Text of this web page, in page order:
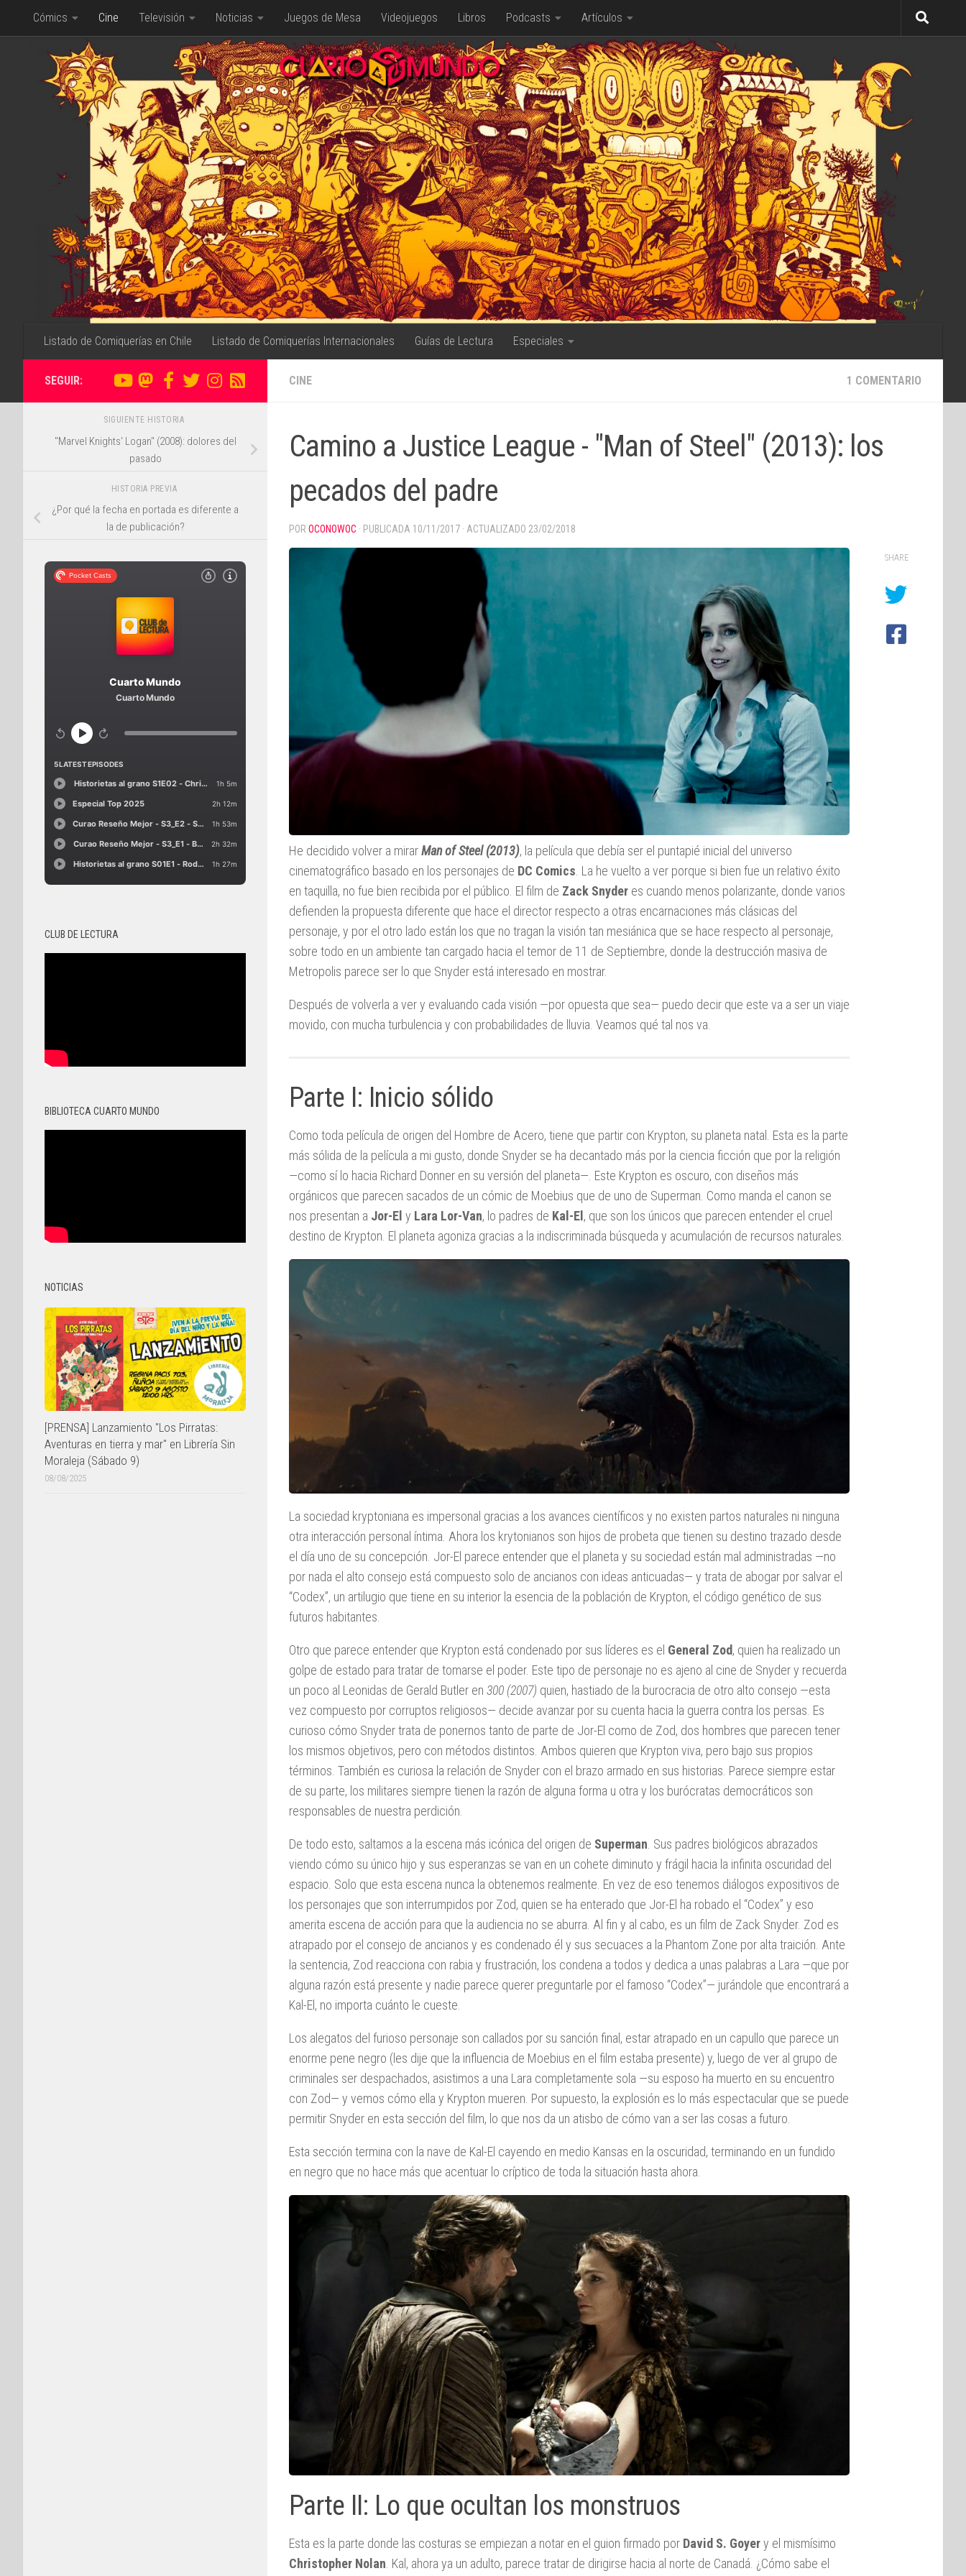
Saltar al contenido
Cómics Cine Televisión Noticias Juegos de Mesa Videojuegos Libros Podcasts Artículos
Listado de Comiquerías en Chile Listado de Comiquerías Internacionales Guías de Lectura Especiales
CINE 1 COMENTARIO
Camino a Justice League - "Man of Steel" (2013): los
pecados del padre
POR OCONOWOC · PUBLICADA 10/11/2017 · ACTUALIZADO 23/02/2018
He decidido volver a mirarMan of Steel (2013), la película que debía ser el puntapié inicial del universo
cinematográfico basado en los personajes de DC Comics . La he vuelto a ver porque si bien fue un relativo éxito
en taquilla, no fue bien recibida por el público. El film de Zack Snyder es cuando menos polarizante, donde varios
defienden la propuesta diferente que hace el director respecto a otras encarnaciones más clásicas del
personaje, y por el otro lado están los que no tragan la visión tan mesiánica que se hace respecto al personaje,
sobre todo en un ambiente tan cargado hacia el temor de 11 de Septiembre, donde la destrucción masiva de
Metropolis parece ser lo que Snyder está interesado en mostrar.
Después de volverla a ver y evaluando cada visión —por opuesta que sea— puedo decir que este va a ser un viaje
movido, con mucha turbulencia y con probabilidades de lluvia. Veamos qué tal nos va.
Parte I: Inicio sólido
Como toda película de origen del Hombre de Acero, tiene que partir con Krypton, su planeta natal. Esta es la parte
más sólida de la película a mi gusto, donde Snyder se ha decantado más por la ciencia ficción que por la religión
—como sí lo hacia Richard Donner en su versión del planeta—. Este Krypton es oscuro, con diseños más
orgánicos que parecen sacados de un cómic de Moebius que de uno de Superman. Como manda el canon se
nos presentan a Jor-El y Lara Lor-Van, lo padres de Kal-El , que son los únicos que parecen entender el cruel
destino de Krypton. El planeta agoniza gracias a la indiscriminada búsqueda y acumulación de recursos naturales.
La sociedad kryptoniana es impersonal gracias a los avances científicos y no existen partos naturales ni ninguna
otra interacción personal íntima. Ahora los krytonianos son hijos de probeta que tienen su destino trazado desde
el día uno de su concepción. Jor-El parece entender que el planeta y su sociedad están mal administradas —no
por nada el alto consejo está compuesto solo de ancianos con ideas anticuadas— y trata de abogar por salvar el
“Codex”, un artilugio que tiene en su interior la esencia de la población de Krypton, el código genético de sus
futuros habitantes.
Otro que parece entender que Krypton está condenado por sus líderes es el General Zod, quien ha realizado un
golpe de estado para tratar de tomarse el poder. Este tipo de personaje no es ajeno al cine de Snyder y recuerda
un poco al Leonidas de Gerald Butler en 300 (2007) quien, hastiado de la burocracia de otro alto consejo —esta
vez compuesto por corruptos religiosos— decide avanzar por su cuenta hacia la guerra contra los persas. Es
curioso cómo Snyder trata de ponernos tanto de parte de Jor-El como de Zod, dos hombres que parecen tener
los mismos objetivos, pero con métodos distintos. Ambos quieren que Krypton viva, pero bajo sus propios
términos. También es curiosa la relación de Snyder con el brazo armado en sus historias. Parece siempre estar
de su parte, los militares siempre tienen la razón de alguna forma u otra y los burócratas democráticos son
responsables de nuestra perdición.
De todo esto, saltamos a la escena más icónica del origen de Superman . Sus padres biológicos abrazados
viendo cómo su único hijo y sus esperanzas se van en un cohete diminuto y frágil hacia la infinita oscuridad del
espacio. Solo que esta escena nunca la obtenemos realmente. En vez de eso tenemos diálogos expositivos de
los personajes que son interrumpidos por Zod, quien se ha enterado que Jor-El ha robado el “Codex” y eso
amerita escena de acción para que la audiencia no se aburra. Al fin y al cabo, es un film de Zack Snyder. Zod es
atrapado por el consejo de ancianos y es condenado él y sus secuaces a la Phantom Zone por alta traición. Ante
la sentencia, Zod reacciona con rabia y frustración, los condena a todos y dedica a unas palabras a Lara —que por
alguna razón está presente y nadie parece querer preguntarle por el famoso “Codex”— jurándole que encontrará a
Kal-El, no importa cuánto le cueste.
Los alegatos del furioso personaje son callados por su sanción final, estar atrapado en un capullo que parece un
enorme pene negro (les dije que la influencia de Moebius en el film estaba presente) y, luego de ver al grupo de
criminales ser despachados, asistimos a una Lara completamente sola —su esposo ha muerto en su encuentro
con Zod— y vemos cómo ella y Krypton mueren. Por supuesto, la explosión es lo más espectacular que se puede
permitir Snyder en esta sección del film, lo que nos da un atisbo de cómo van a ser las cosas a futuro.
Esta sección termina con la nave de Kal-El cayendo en medio Kansas en la oscuridad, terminando en un fundido
en negro que no hace más que acentuar lo críptico de toda la situación hasta ahora.
Parte II: Lo que ocultan los monstruos
Esta es la parte donde las costuras se empiezan a notar en el guion firmado por David S. Goyery el mismísimo
Christopher Nolan . Kal, ahora ya un adulto, parece tratar de dirigirse hacia al norte de Canadá. ¿Cómo sabe el
SHARE
SEGUIR:
SIGUIENTE HISTORIA
"Marvel Knights' Logan" (2008): dolores del
pasado
HISTORIA PREVIA
¿Por qué la fecha en portada es diferente a
la de publicación?
CLUB DE LECTURA
BIBLIOTECA CUARTO MUNDO
NOTICIAS
[PRENSA] Lanzamiento "Los Pirratas:
Aventuras en tierra y mar" en Librería Sin
Moraleja (Sábado 9)
08/08/2025